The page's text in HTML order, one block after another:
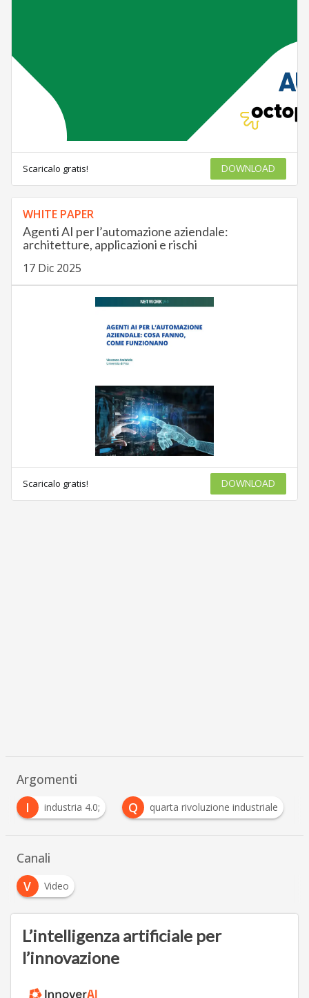
Scaricalo gratis! DOWNLOAD
WHITE PAPER
Agenti AI per l’automazione aziendale:
architetture, applicazioni e rischi
17 Dic 2025
Scaricalo gratis! DOWNLOAD
Argomenti
Q
quarta rivoluzione industriale R robot V
Canali
V
Video
L’intelligenza artificiale per
l’innovazione